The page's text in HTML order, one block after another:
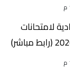
لامتحانات